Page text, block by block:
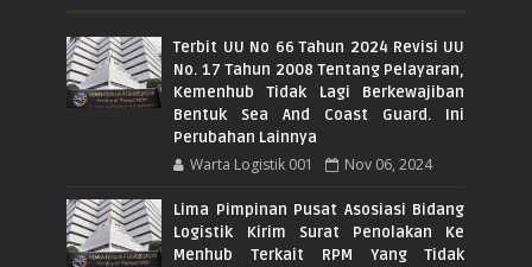
Terbit UU No 66 Tahun 2024 Revisi UU
No. 17 Tahun 2008 Tentang Pelayaran,
Kemenhub Tidak Lagi Berkewajiban
Bentuk Sea And Coast Guard. Ini
Perubahan Lainnya
Warta Logistik 001 Nov 06, 2024
Lima Pimpinan Pusat Asosiasi Bidang
Logistik Kirim Surat Penolakan Ke
Menhub Terkait RPM Yang Tidak